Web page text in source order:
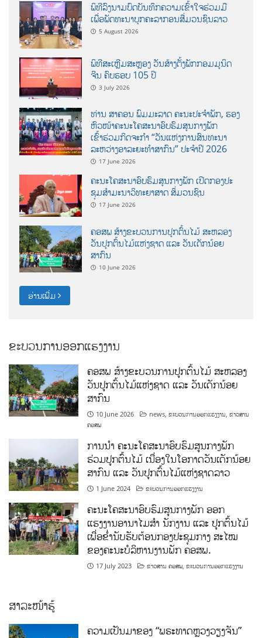
ພິທີລົງນາມບົດບັນທຶກຄວາມເຂົ້າໃຈຮ່ວມມື
ເພື່ອພັດທະນາບຸກຄະລາກອນສື່ມວນຊົນລາວ
5 August 2026
ພິທີສະເຫຼີມສະຫຼອງ ວັນສ້າງຕັ້ງພັກກອມມູນິດ
ຈີນ ຄົບຮອບ 105 ປີ
3 July 2026
ທ່ານ ສາຄອນ ພົມມະລາດ ຄະນະປະຈໍາພັກ, ຮອງ
ຫົວໜ້າຄະນະໂຄສະນາອົບຮົມສູນກາງພັກ
ເຂົ້າຮ່ວມກິດຈະກຳ “ວັນແຫ່ງການສົນທະນາ
ລະຫວ່າງອາລະຍະທຳສາກົນ” ປະຈຳປີ 2026
17 June 2026
ຄະນະໂຄສະນາອົບຮົມສູນກາງພັກ ເປີດກອງປະ
ຊຸມສຳມະນາວິທະຍາສາດ ສຶ່ມວນຊົນ
17 June 2026
ຄອສພ ສ້າງຂະບວນການປູກຕົ້ນໄມ້ ສະຫລອງ
ວັນປູກຕົ້ນໄມ້ແຫ່ງຊາດ ແລະ ວັນເດັກນ້ອຍ
ສາກົນ
10 June 2026
ອ່ານເພີ່ມ
ຂະບວນການອອກແຮງງານ
ຄອສພ ສ້າງຂະບວນການປູກຕົ້ນໄມ້ ສະຫລອງ
ວັນປູກຕົ້ນໄມ້ແຫ່ງຊາດ ແລະ ວັນເດັກນ້ອຍ
ສາກົນ
10 June 2026 news ,ຂະບວນການອອກແຮງງານ ,ຂ່າວສານ
ຄອສພ
ການນໍາ ຄະນະໂຄສະນາອົບຮົມສູນກາງພັກ
ຮ່ວມປູກຕົ້ນໄມ້ ເນື່ອງໃນໂອກາດວັນເດັກນ້ອຍ
ສາກົນ ແລະ ວັນປູກຕົ້ນໄມ້ແຫ່ງຊາດລາວ
1 June 2024 ຂະບວນການອອກແຮງງານ
ຄະນະໂຄສະນາອົບຮົມສູນກາງພັກ ອອກ
ແຮງງານອານາໄມສໍາ ນັກງານ ແລະ ປູກຕົ້ນໄມ້
ເພື່ອຂໍ່ານັບຮັບຕ້ອນກອງປະຊຸມກາງ ສະໄໝ
ຂອງຄະນະບໍລິຫານງານພັກ ຄອສພ.
17 July 2023 ຂ່າວສານ ຄອສພ ,ຂະບວນການອອກແຮງງານ
ສາລະໜ້າຮູ້
ຄວາມເປັນມາຂອງ “ພຣະທາດຫຼວງວຽງຈັນ”